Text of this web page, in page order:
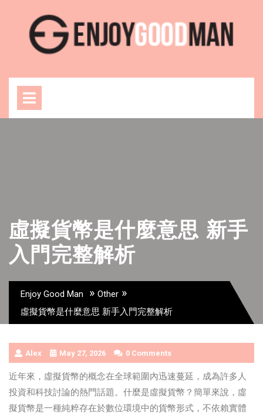
content
虛擬貨幣是什麼意思 新手
入門完整解析
Enjoy Good Man » Other »
虛擬貨幣是什麼意思 新手入門完整解析
Alex May 27, 2026 0 Comments
近年來，虛擬貨幣的概念在全球範圍內迅速蔓延，成為許多人
投資和科技討論的熱門話題。什麼是虛擬貨幣？簡單來說，虛
擬貨幣是一種純粹存在於數位環境中的貨幣形式，不依賴實體